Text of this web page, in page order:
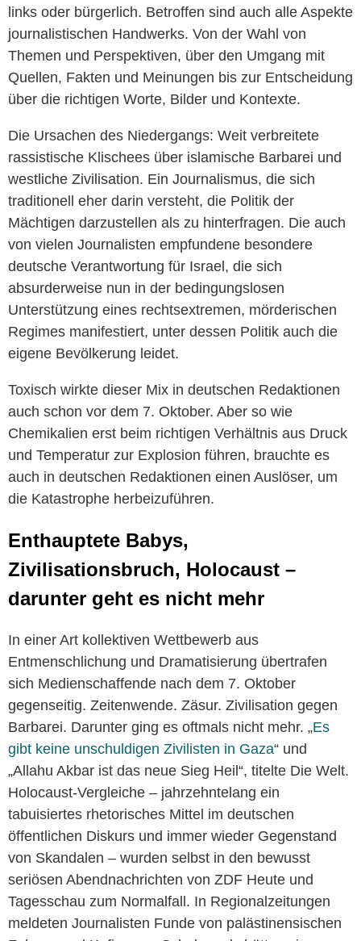
links oder bürgerlich. Betroffen sind auch alle Aspekte
journalistischen Handwerks. Von der Wahl von
Themen und Perspektiven, über den Umgang mit
Quellen, Fakten und Meinungen bis zur Entscheidung
über die richtigen Worte, Bilder und Kontexte.
Die Ursachen des Niedergangs: Weit verbreitete
rassistische Klischees über islamische Barbarei und
westliche Zivilisation. Ein Journalismus, die sich
traditionell eher darin versteht, die Politik der
Mächtigen darzustellen als zu hinterfragen. Die auch
von vielen Journalisten empfundene besondere
deutsche Verantwortung für Israel, die sich
absurderweise nun in der bedingungslosen
Unterstützung eines rechtsextremen, mörderischen
Regimes manifestiert, unter dessen Politik auch die
eigene Bevölkerung leidet.
Toxisch wirkte dieser Mix in deutschen Redaktionen
auch schon vor dem 7. Oktober. Aber so wie
Chemikalien erst beim richtigen Verhältnis aus Druck
und Temperatur zur Explosion führen, brauchte es
auch in deutschen Redaktionen einen Auslöser, um
die Katastrophe herbeizuführen.
Enthauptete Babys,
Zivilisationsbruch, Holocaust –
darunter geht es nicht mehr
In einer Art kollektiven Wettbewerb aus
Entmenschlichung und Dramatisierung übertrafen
sich Medienschaffende nach dem 7. Oktober
gegenseitig. Zeitenwende. Zäsur. Zivilisation gegen
Barbarei. Darunter ging es oftmals nicht mehr. „Es
gibt keine unschuldigen Zivilisten in Gaza“ und
„Allahu Akbar ist das neue Sieg Heil“, titelte Die Welt.
Holocaust-Vergleiche – jahrzehntelang ein
tabuisiertes rhetorisches Mittel im deutschen
öffentlichen Diskurs und immer wieder Gegenstand
von Skandalen – wurden selbst in den bewusst
seriösen Abendnachrichten von ZDF Heute und
Tagesschau zum Normalfall. In Regionalzeitungen
meldeten Journalisten Funde von palästinensischen